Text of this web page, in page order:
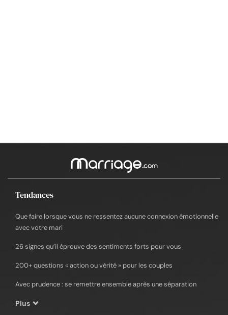
Tendances
Que faire lorsque vous ne ressentez aucune connexion émotionnelle
avec votre mari
26 signes qu’il éprouve des sentiments forts pour vous
200+ questions « action ou vérité » pour les couples
Avec prudence : se remettre ensemble après une séparation
Plus